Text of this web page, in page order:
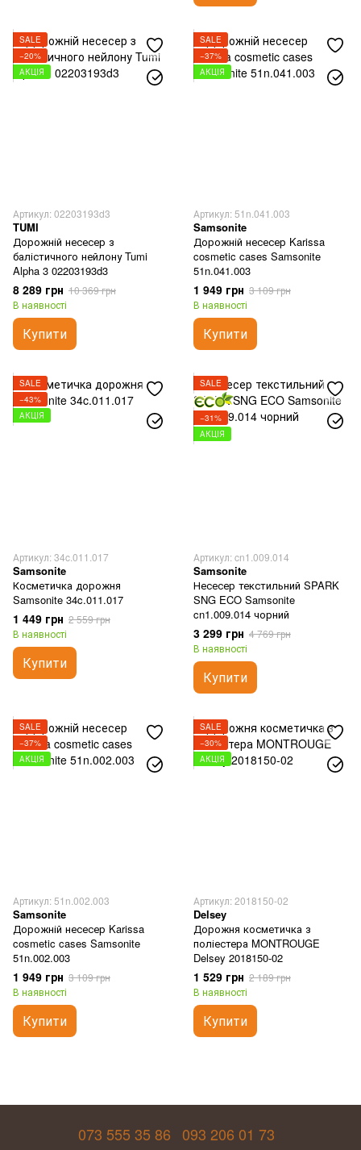
SALE
−20%
АКЦІЯ
Артикул: 02203193d3
TUMI
Дорожній несесер з
балістичного нейлону Tumi
Alpha 3 02203193d3
8 289 грн 10 369 грн
В наявності
Купити
SALE
−37%
АКЦІЯ
Артикул: 51n.041.003
Samsonite
Дорожній несесер Karissa
cosmetic cases Samsonite
51n.041.003
1 949 грн 3 109 грн
В наявності
Купити
SALE
−43%
АКЦІЯ
Артикул: 34c.011.017
Samsonite
Косметичка дорожня
Samsonite 34c.011.017
1 449 грн 2 559 грн
В наявності
Купити
SALE
−31%
АКЦІЯ
Артикул: cn1.009.014
Samsonite
Несесер текстильний SPARK
SNG ECO Samsonite
cn1.009.014 чорний
3 299 грн 4 769 грн
В наявності
Купити
SALE
−37%
АКЦІЯ
Артикул: 51n.002.003
Samsonite
Дорожній несесер Karissa
cosmetic cases Samsonite
51n.002.003
1 949 грн 3 109 грн
В наявності
Купити
SALE
−30%
АКЦІЯ
Артикул: 2018150-02
Delsey
Дорожня косметичка з
поліестера MONTROUGE
Delsey 2018150-02
1 529 грн 2 189 грн
В наявності
Купити
073 555 35 86 093 206 01 73